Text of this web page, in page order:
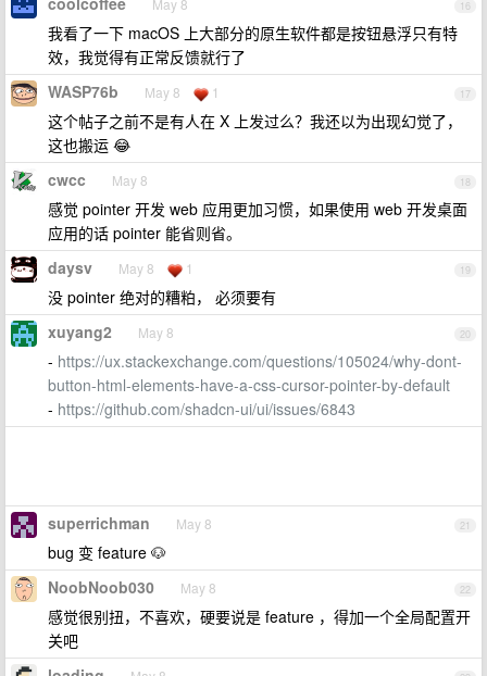
16
May 8
我看了一下 macOS 上大部分的原生软件都是按钮悬浮只有特
效，我觉得有正常反馈就行了
17
WASP76b May 8 1
这个帖子之前不是有人在 X 上发过么？我还以为出现幻觉了，
这也搬运 😂
18
cwcc May 8
感觉 pointer 开发 web 应用更加习惯，如果使用 web 开发桌面
应用的话 pointer 能省则省。
19
daysv May 8 1
没 pointer 绝对的糟粕， 必须要有
20
xuyang2 May 8
- https://ux.stackexchange.com/questions/105024/why-dont-
button-html-elements-have-a-css-cursor-pointer-by-default
- https://github.com/shadcn-ui/ui/issues/6843
21
superrichman May 8
bug 变 feature 🐶
22
NoobNoob030 May 8
感觉很别扭，不喜欢，硬要说是 feature ，得加一个全局配置开
关吧